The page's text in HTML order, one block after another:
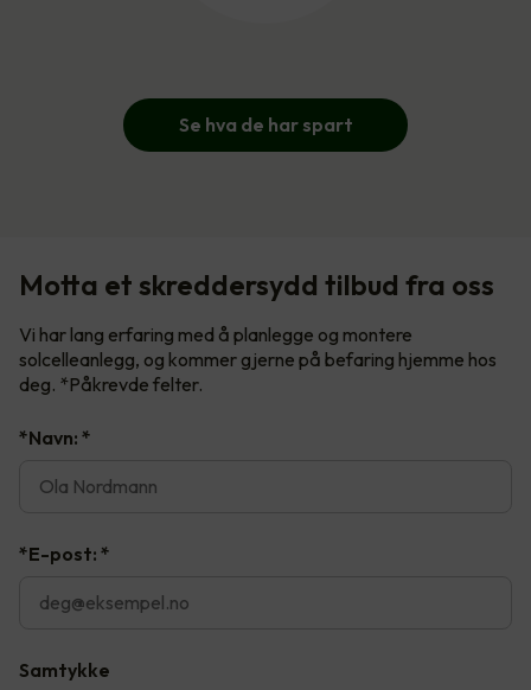
Se hva de har spart
Motta et skreddersydd tilbud fra oss
Vi har lang erfaring med å planlegge og montere
solcelleanlegg, og kommer gjerne på befaring hjemme hos
deg. *Påkrevde felter.
*Navn: *
*E-post: *
Samtykke